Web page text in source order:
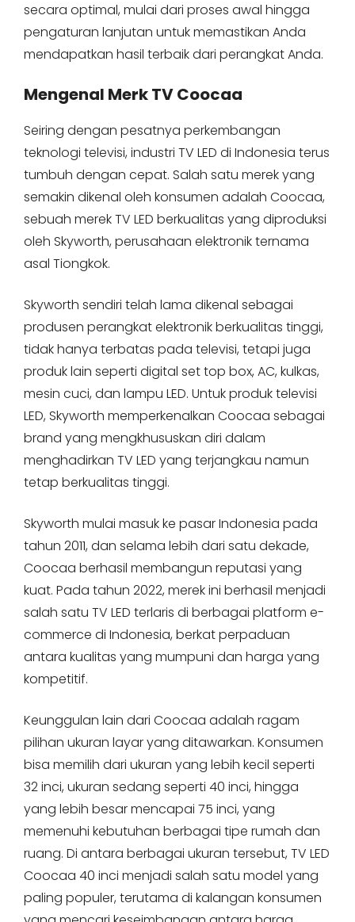
secara optimal, mulai dari proses awal hingga
pengaturan lanjutan untuk memastikan Anda
mendapatkan hasil terbaik dari perangkat Anda.
Mengenal Merk TV Coocaa
Seiring dengan pesatnya perkembangan
teknologi televisi, industri TV LED di Indonesia terus
tumbuh dengan cepat. Salah satu merek yang
semakin dikenal oleh konsumen adalah Coocaa,
sebuah merek TV LED berkualitas yang diproduksi
oleh Skyworth, perusahaan elektronik ternama
asal Tiongkok.
Skyworth sendiri telah lama dikenal sebagai
produsen perangkat elektronik berkualitas tinggi,
tidak hanya terbatas pada televisi, tetapi juga
produk lain seperti digital set top box, AC, kulkas,
mesin cuci, dan lampu LED. Untuk produk televisi
LED, Skyworth memperkenalkan Coocaa sebagai
brand yang mengkhususkan diri dalam
menghadirkan TV LED yang terjangkau namun
tetap berkualitas tinggi.
Skyworth mulai masuk ke pasar Indonesia pada
tahun 2011, dan selama lebih dari satu dekade,
Coocaa berhasil membangun reputasi yang
kuat. Pada tahun 2022, merek ini berhasil menjadi
salah satu TV LED terlaris di berbagai platform e-
commerce di Indonesia, berkat perpaduan
antara kualitas yang mumpuni dan harga yang
kompetitif.
Keunggulan lain dari Coocaa adalah ragam
pilihan ukuran layar yang ditawarkan. Konsumen
bisa memilih dari ukuran yang lebih kecil seperti
32 inci, ukuran sedang seperti 40 inci, hingga
yang lebih besar mencapai 75 inci, yang
memenuhi kebutuhan berbagai tipe rumah dan
ruang. Di antara berbagai ukuran tersebut, TV LED
Coocaa 40 inci menjadi salah satu model yang
paling populer, terutama di kalangan konsumen